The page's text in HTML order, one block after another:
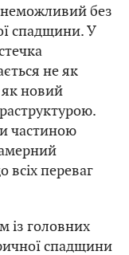
без
спадщини. У
не як
новий
частиною
всіх переваг
із головних
спадщини